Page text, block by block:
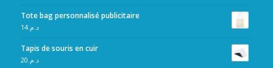
Tote bag personnalisé publicitaire
د.م.14
Tapis de souris en cuir
د.م.20